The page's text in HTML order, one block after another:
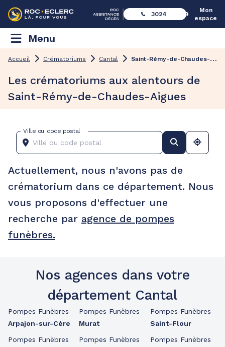
3024
Mon
espace
Menu
Accueil Crématoriums Cantal S
aint-Rémy-de-Chaudes-Aigues
Les crématoriums aux alentours de
Saint-Rémy-de-Chaudes-Aigues
Ville ou code postal
Actuellement, nous n'avons pas de
crématorium dans ce département. Nous
vous proposons d'effectuer une
recherche par agence de pompes
funèbres.
Nos agences dans votre
département Cantal
Pompes Funèbres
Arpajon-sur-Cère
Pompes Funèbres
Pompes Funèbres
Murat
Pompes Funèbres
Pompes Funèbres
Saint-Flour
Pompes Funèbres